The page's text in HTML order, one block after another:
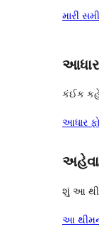
મારી
આધાર
કંઈક
આધાર
શું આ
આ